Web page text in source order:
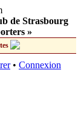
de Strasbourg
»
• Connexion